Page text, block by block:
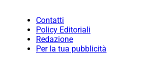
Contatti
Policy Editoriali
Redazione
Per la tua pubblicità